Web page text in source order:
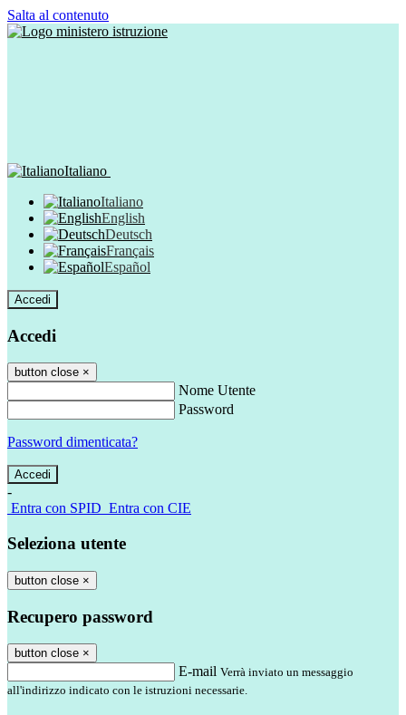
Salta al contenuto
Italiano
Italiano
English
Deutsch
Français
Español
Accedi
Accedi
button close ×
Nome Utente
Password
Password dimenticata?
-
Entra con SPID Entra con CIE
Seleziona utente
button close ×
Recupero password
button close ×
E-mail Verrà inviato un messaggio
all'indirizzo indicato con le istruzioni necessarie.